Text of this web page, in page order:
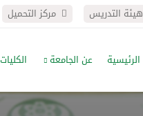
هيئة التدريس مركز التحميل
الرئيسية عن الجامعة الكليات